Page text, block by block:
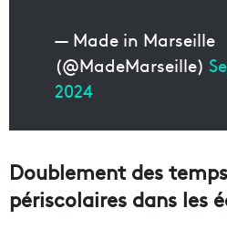
— Made in Marseille
(@MadeMarseille)
2024
Doublement des
périscolaires dans les